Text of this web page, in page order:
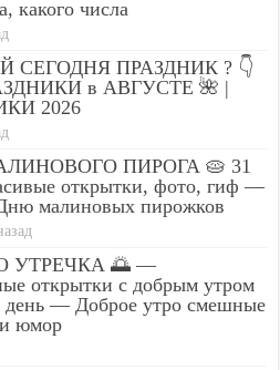
какого числа
СЕГОДНЯ ПРАЗДНИК ? 👇
в АВГУСТЕ 🌺 |
2026
ПИРОГА 🥧 31
открытки, фото, гиф —
малиновых пирожков
УТРЕЧКА 🌅 —
открытки с добрым утром
день — Доброе утро смешные
юмор